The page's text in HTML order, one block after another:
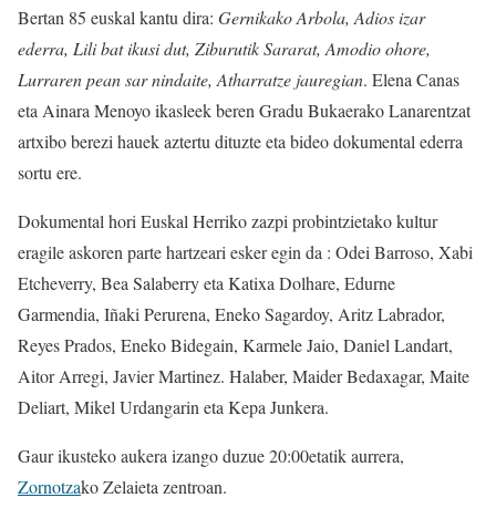
Bertan 85 euskal kantu dira: Gernikako Arbola, Adios izar
ederra, Lili bat ikusi dut, Ziburutik Sararat, Amodio ohore,
Lurraren pean sar nindaite, Atharratze jauregian. Elena Canas
eta Ainara Menoyo ikasleek beren Gradu Bukaerako Lanarentzat
artxibo berezi hauek aztertu dituzte eta bideo dokumental ederra
sortu ere.
Dokumental hori Euskal Herriko zazpi probintzietako kultur
eragile askoren parte hartzeari esker egin da : Odei Barroso, Xabi
Etcheverry, Bea Salaberry eta Katixa Dolhare, Edurne
Garmendia, Iñaki Perurena, Eneko Sagardoy, Aritz Labrador,
Reyes Prados, Eneko Bidegain, Karmele Jaio, Daniel Landart,
Aitor Arregi, Javier Martinez. Halaber, Maider Bedaxagar, Maite
Deliart, Mikel Urdangarin eta Kepa Junkera.
Gaur ikusteko aukera izango duzue 20:00etatik aurrera,
Zornotzako Zelaieta zentroan.